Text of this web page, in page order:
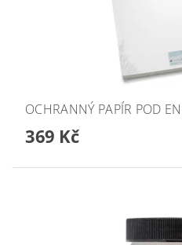
OCHRANNÝ PAPÍR POD
369 Kč